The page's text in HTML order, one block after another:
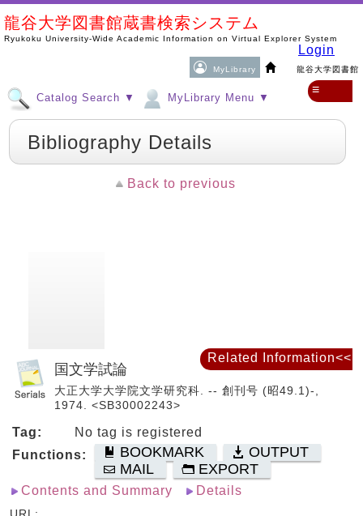
龍谷大学図書館蔵書検索システム
Ryukoku University-Wide Academic Information on Virtual Explorer System
MyLibrary 龍谷大学図書館
Login
Catalog Search ▼ MyLibrary Menu ▼
≡
Bibliography Details
Back to previous
国文学試論
大正大学大学院文学研究科. -- 創刊号 (昭49.1)-,
1974. <SB30002243>
Tag:
No tag is registered
Functions:
BOOKMARK
OUTPUT
MAIL
EXPORT
Contents and Summary Details
Related Information<<